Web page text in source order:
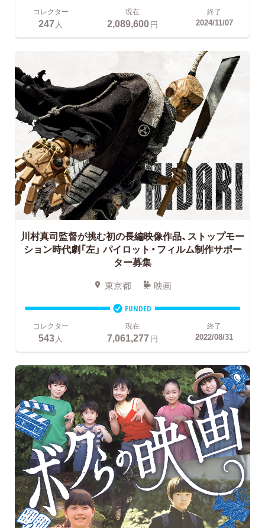
コレクター
247 人
現在
2,089,600円
終了
2024/11/07
川村真司監督が挑む初の長編映像作品、ストップモー
ション時代劇「左」 パイロット・フィルム制作サポー
ター募集
東京都 映画
FUNDED
コレクター
543人
現在
7,061,277円
終了
2022/08/31